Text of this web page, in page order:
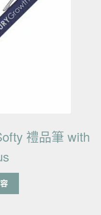
禮品筆 with